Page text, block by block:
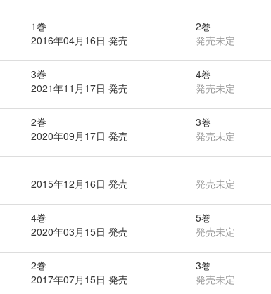
1巻
2016年04月16日 発売
2巻
発売未定
3巻
2021年11月17日 発売
4巻
発売未定
2巻
2020年09月17日 発売
3巻
発売未定
2015年12月16日 発売 発売未定
4巻
2020年03月15日 発売
5巻
発売未定
2巻
2017年07月15日 発売
3巻
発売未定